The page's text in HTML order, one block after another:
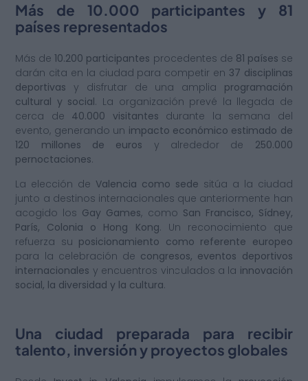
Más de 10.000 participantes y 81
países representados
Más de10.200 participantes procedentes de 81 países se
darán cita en la ciudad para competir en 37 disciplinas
deportivas y disfrutar de una amplia programación
cultural y social. La organización prevé la llegada de
cerca de 40.000 visitantes durante la semana del
evento, generando un impacto económico estimado de
120 millones de euros y alrededor de 250.000
pernoctaciones.
La elección de Valencia como sede sitúa a la ciudad
junto a destinos internacionales que anteriormente han
acogido los Gay Games, como San Francisco, Sídney,
París, Colonia o Hong Kong. Un reconocimiento que
refuerza su posicionamiento como referente europeo
para la celebración de congresos, eventos deportivos
internacionales y encuentros vinculados a la innovación
social, la diversidad y la cultura.
Una ciudad preparada para recibir
talento, inversión y proyectos globales